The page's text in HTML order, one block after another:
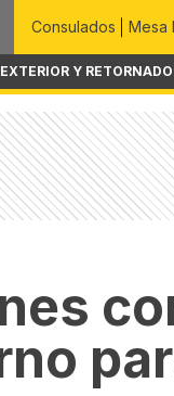
Consulados Mesa
Y